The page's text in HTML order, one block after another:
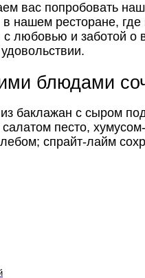
вас попробовать
нашем ресторане,
с любовью и заботой о
блюдами
баклажан с сыром
песто,
спрайт-лайм